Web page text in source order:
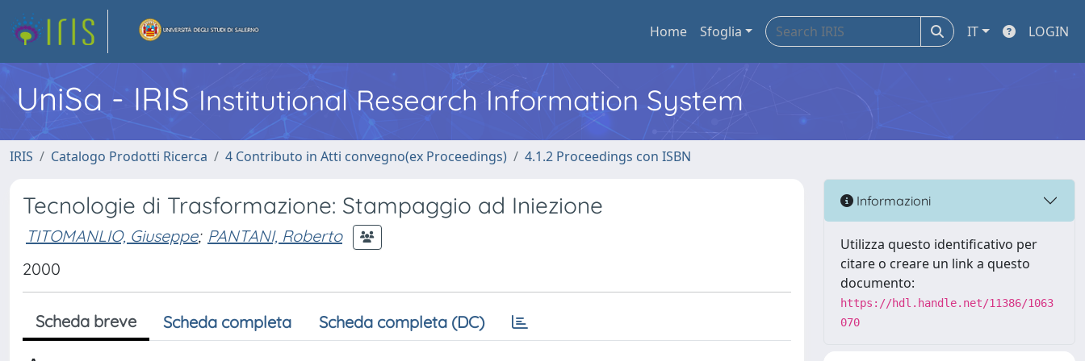
Home Sfoglia IT LOGIN
UniSa - IRIS Institutional Research Information System
IRIS Catalogo Prodotti Ricerca 4 Contributo in Atti convegno(ex Proceedings) 4.1.2 Proceedings con ISBN
Tecnologie di Trasformazione: Stampaggio ad Iniezione
TITOMANLIO, Giuseppe; PANTANI, Roberto
2000
Scheda breve Scheda completa Scheda completa (DC)
Informazioni
Utilizza questo identificativo per
citare o creare un link a questo
documento:
https://hdl.handle.net/11386/1063
070